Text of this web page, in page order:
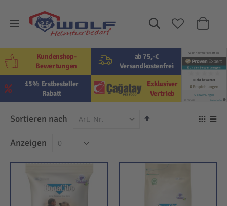
Suche
Mein
ab 75,-€
Versandkostenfrei
Exklusiver
Vertrieb
15% Erstbesteller
Rabatt
Kundenshop-
Bewertungen
Sortieren nach
In
Anzeigen